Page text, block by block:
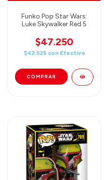
Funko Pop Star Wars:
Luke Skywalker Red 5
$47.250
$42.525 con Efectivo